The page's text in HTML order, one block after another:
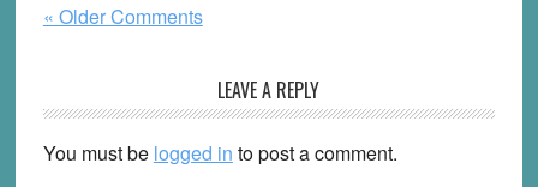
« Older Comments
LEAVE A REPLY
You must be logged in to post a comment.